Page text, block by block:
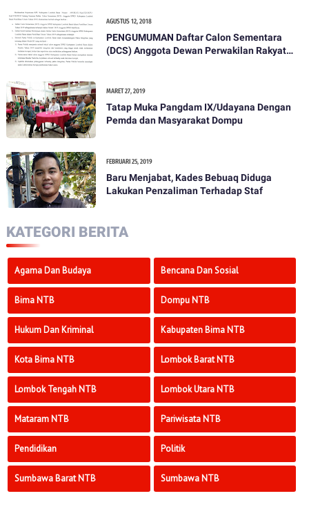
AGUSTUS 12, 2018
PENGUMUMAN Daftar Calon Sementara
(DCS) Anggota Dewan Perwakilan Rakyat
MARET 27, 2019
Tatap Muka Pangdam IX/Udayana Dengan
Pemda dan Masyarakat Dompu
FEBRUARI 25, 2019
Baru Menjabat, Kades Bebuaq Diduga
Lakukan Penzaliman Terhadap Staf
KATEGORI BERITA
Agama Dan Budaya Bencana Dan Sosial
Bima NTB Dompu NTB
Hukum Dan Kriminal Kabupaten Bima NTB
Kota Bima NTB Lombok Barat NTB
Lombok Tengah NTB Lombok Utara NTB
Mataram NTB Pariwisata NTB
Pendidikan Politik
Sumbawa Barat NTB Sumbawa NTB